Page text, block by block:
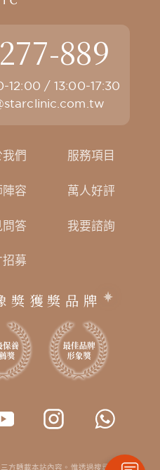
889
12:00 / 13:00-17:30
我們 服務項目
容 萬人好評
問答 我要諮詢
招募
獎獲獎品牌
方轉載本站內容。惟透過搜尋